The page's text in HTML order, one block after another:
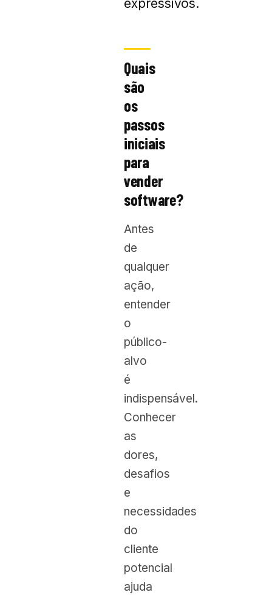
expressivos.
Quais
são
os
passos
iniciais
para
vender
software?
Antes
de
qualquer
ação,
entender
o
público-
alvo
é
indispensável.
Conhecer
as
dores,
desafios
e
necessidades
do
cliente
potencial
ajuda